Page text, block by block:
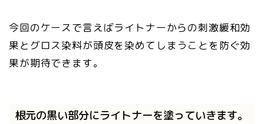
今回のケースで言えばライトナーからの刺激緩和効
果とグロス染料が頭皮を染めてしまうことを防ぐ効
果が期待できます。
根元の黒い部分にライトナーを塗っていきます。